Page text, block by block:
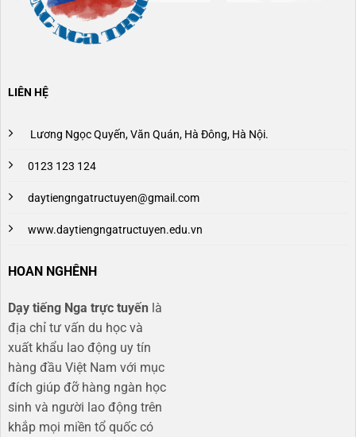
LIÊN HỆ
Lương Ngọc Quyến, Văn Quán, Hà Đông, Hà Nội.
0123 123 124
daytiengngatructuyen@gmail.com
www.daytiengngatructuyen.edu.vn
HOAN NGHÊNH
Dạy tiếng Nga trực tuyến là
địa chỉ tư vấn du học và
xuất khẩu lao động uy tín
hàng đầu Việt Nam với mục
đích giúp đỡ hàng ngàn học
sinh và người lao động trên
khắp mọi miền tổ quốc có